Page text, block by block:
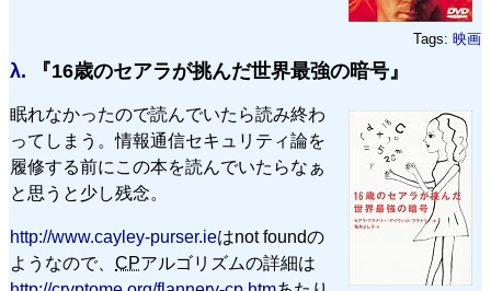
Tags: 映画
λ. 『16歳のセアラが挑んだ世界最強の暗号』
眠れなかったので読んでいたら読み終わ
ってしまう。情報通信セキュリティ論を
履修する前にこの本を読んでいたらなぁ
と思うと少し残念。
http://www.cayley-purser.ieはnot foundの
ようなので、 CPアルゴリズムの詳細は